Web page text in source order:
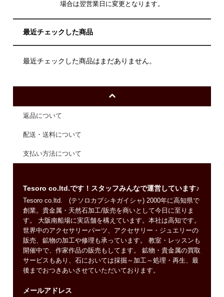
場合は翌営業日に変更となります。
最近チェックした商品
最近チェックした商品はまだありません。
返品について
配送・送料について
支払い方法について
Tesoro co.ltd.です！スタッフみんなで運営しています♪
Tesoro co.ltd. (テソロカブシキガイシャ) 2000年に高知県で
創業。貴金属・天然石加工/販売を商いとして今日に至りま
す。 大阪南船場に実店舗を構えています。本社は高知です。
世界中のアクセサリーパーツ、アクセサリー・ジュエリーの
販売、鉱物の加工や修理も承っています。 教室・レッスンも
開催中で、作家作品の販売もしてます。 鉱物・貴金属の買取
サービスもあり、石においては採掘～加工～処理・再生、最
後までおつきあいさせていただいております。
メールアドレス